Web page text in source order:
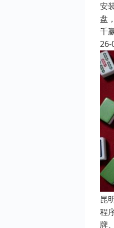
安
盘
千
26-
昆
程
牌